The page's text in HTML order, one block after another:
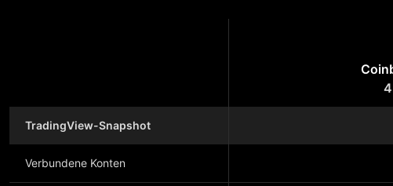
TradingView-Snapshot
Verbundene Konten